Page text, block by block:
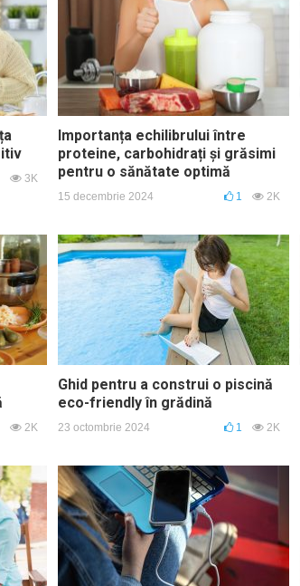
3K
Importanța echilibrului între
proteine, carbohidrați și grăsimi
pentru o sănătate optimă
15 decembrie 2024 1 2K
2K
Ghid pentru a construi o piscină
eco-friendly în grădină
23 octombrie 2024 1 2K